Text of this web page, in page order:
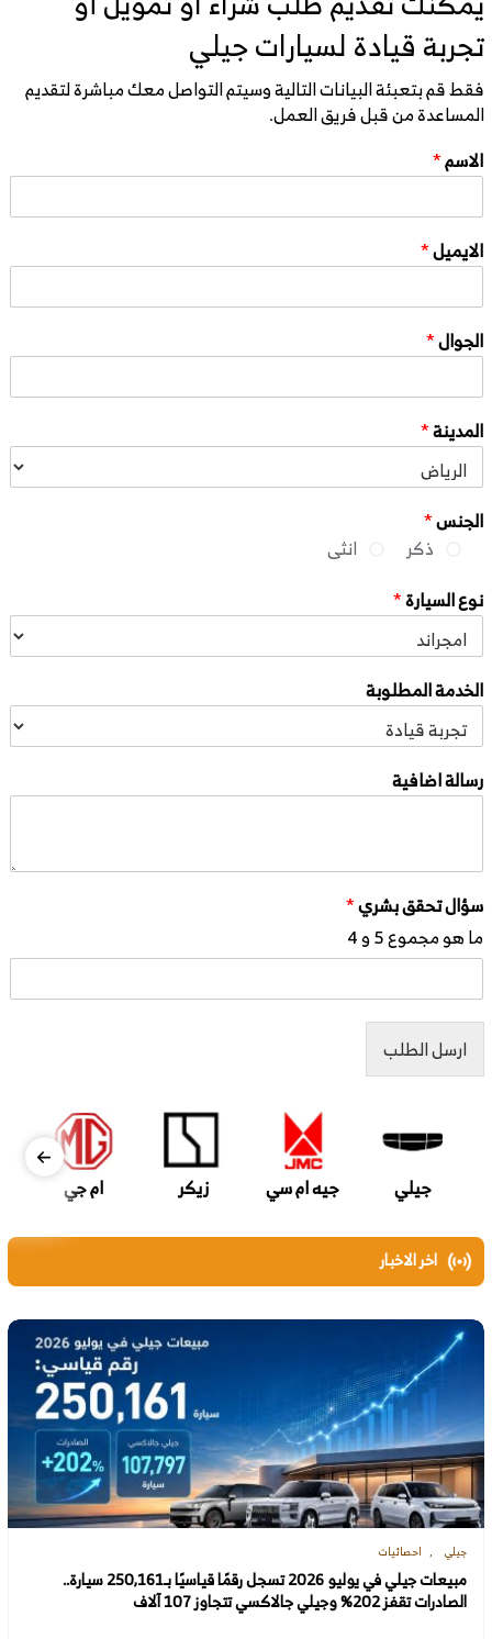
تجربة قيادة لسيارات جيلي
فقط قم بتعبئة البيانات التالية وسيتم التواصل معك مباشرة لتقديم
المساعدة من قبل فريق العمل.
الاسم*
الايميل*
الجوال*
المدينة*
الجنس*
ذكر
انثى
نوع السيارة*
الخدمة المطلوبة
رسالة اضافية
سؤال تحقق بشري*
ما هو مجموع 5 و 4
ارسل الطلب
جيلي جيه ام سي زيكر ام جي
اخر الاخبار
جيلي احصائيات
مبيعات جيلي في يوليو 2026 تسجل رقمًا قياسيًا بـ250,161 سيارة..
الصادرات تقفز 202% وجيلي جالاكسي تتجاوز 107 آلاف